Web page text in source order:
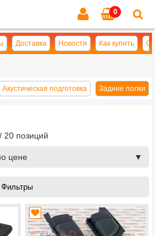
0
Доставка Новости Как купить
Акустическая подготовка Задние полки
/ 20 позиций
цене